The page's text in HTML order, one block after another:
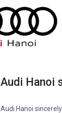
Audi Hanoi
Audi Hanoi